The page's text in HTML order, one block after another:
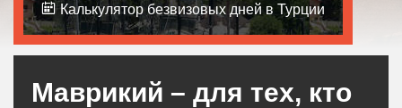
Калькулятор безвизовых дней в Турции
Маврикий – для тех, кто